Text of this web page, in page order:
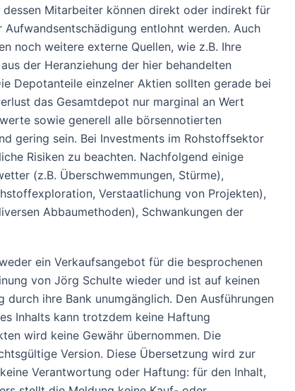
dessen Mitarbeiter können direkt oder indirekt für
entlohnt werden. Auch
noch weitere externe Quellen, wie z.B. Ihre
der Heranziehung der hier behandelten
Depotanteile einzelner Aktien sollten gerade bei
das Gesamtdepot nur marginal an Wert
sowie generell alle börsennotierten
gering sein. Bei Investments im Rohstoffsektor
Risiken zu beachten. Nachfolgend einige
(z.B. Überschwemmungen, Stürme),
Verstaatlichung von Projekten),
Abbaumethoden), Schwankungen der
ein Verkaufsangebot für die besprochenen
von Jörg Schulte wieder und ist auf keinen
ihre Bank unumgänglich. Den Ausführungen
Inhalts kann trotzdem keine Haftung
wird keine Gewähr übernommen. Die
Version. Diese Übersetzung wird zur
Verantwortung oder Haftung: für den Inhalt,